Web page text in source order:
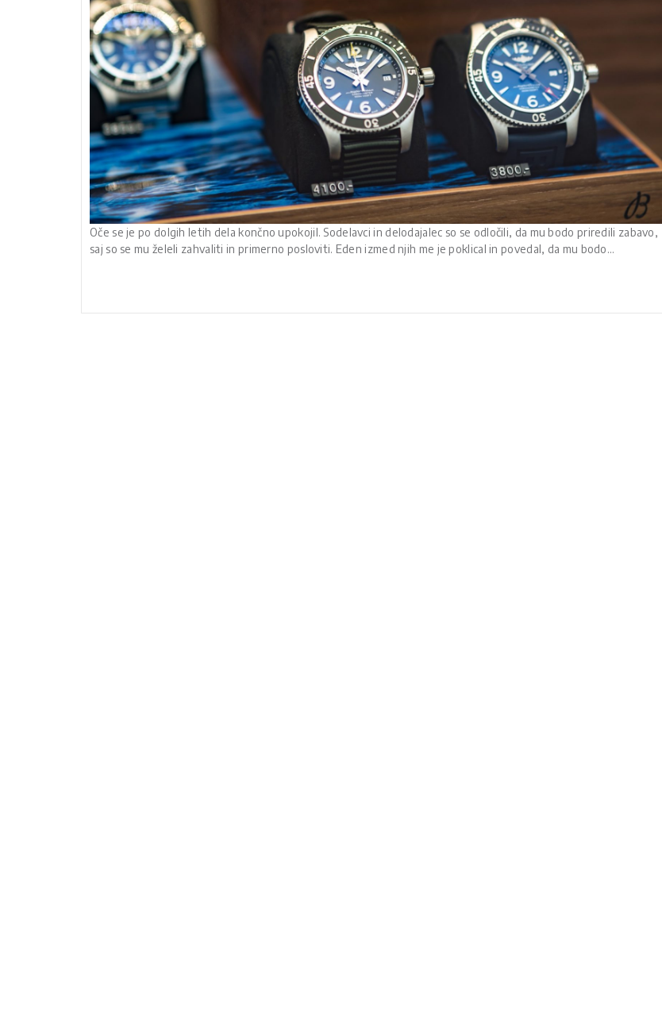
Oče se je po dolgih letih dela končno upokojil. Sodelavci in delodajalec so se odločili, da mu bodo priredili zabavo,
saj so se mu želeli zahvaliti in primerno posloviti. Eden izmed njih me je poklical in povedal, da mu bodo…